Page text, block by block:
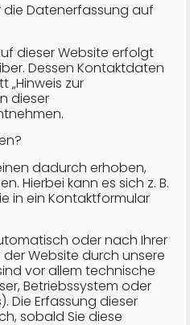
Datenerfassung auf
dieser Website erfolgt
Dessen Kontaktdaten
„Hinweis zur
dieser
dadurch erhoben,
Hierbei kann es sich z. B.
in ein Kontaktformular
oder nach Ihrer
Website durch unsere
vor allem technische
Betriebssystem oder
Die Erfassung dieser
sobald Sie diese